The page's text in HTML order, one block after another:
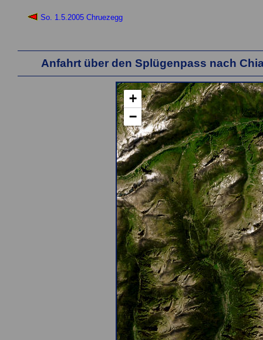
So. 1.5.2005 Chruezegg
Anfahrt über den Splügenpass nach
+
−